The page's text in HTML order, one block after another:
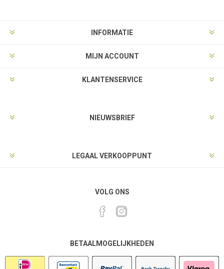
INFORMATIE
MIJN ACCOUNT
KLANTENSERVICE
NIEUWSBRIEF
LEGAAL VERKOOPPUNT
VOLG ONS
BETAALMOGELIJKHEDEN